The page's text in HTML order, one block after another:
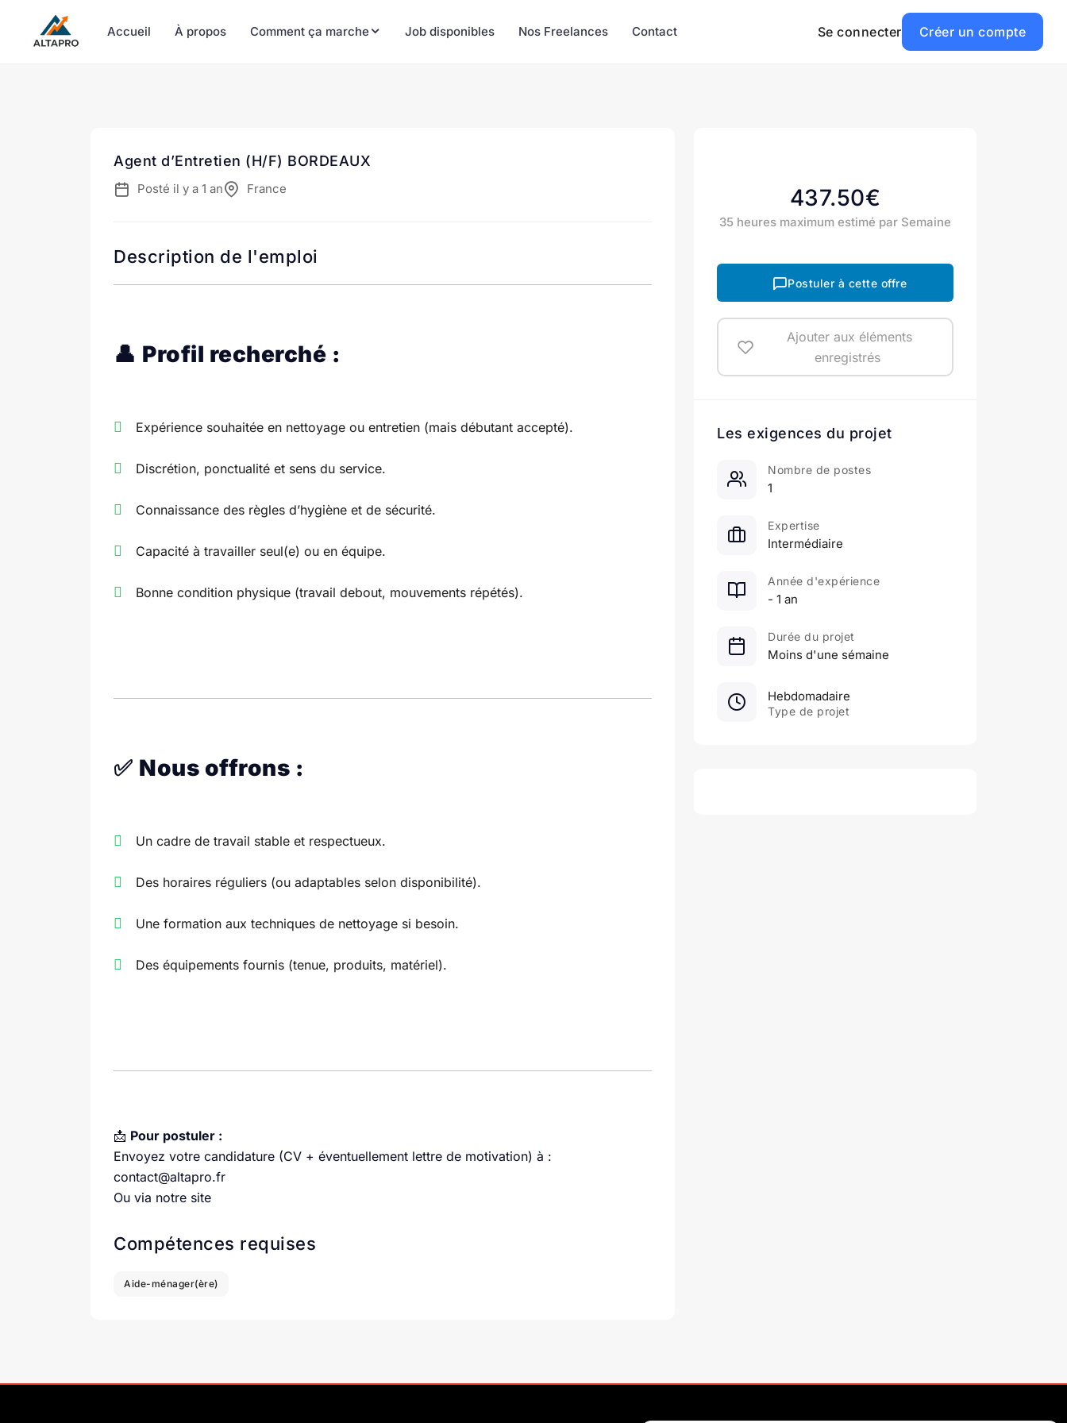
Accueil À propos Comment ça marche Job disponibles Nos Freelances Contact Se connecter Créer un compte
Agent d’Entretien (H/F) BORDEAUX
Posté il y a 1 an France
Description de l'emploi
👤 Profil recherché :
Expérience souhaitée en nettoyage ou entretien (mais débutant accepté).
Discrétion, ponctualité et sens du service.
Connaissance des règles d’hygiène et de sécurité.
Capacité à travailler seul(e) ou en équipe.
Bonne condition physique (travail debout, mouvements répétés).
✅ Nous offrons :
Un cadre de travail stable et respectueux.
Des horaires réguliers (ou adaptables selon disponibilité).
Une formation aux techniques de nettoyage si besoin.
Des équipements fournis (tenue, produits, matériel).
📩 Pour postuler :
Envoyez votre candidature (CV + éventuellement lettre de motivation) à :
contact@altapro.fr
Ou via notre site
Compétences requises
Aide-ménager(ère)
437.50€
35 heures maximum estimé par Semaine
Postuler à cette offre
Ajouter aux éléments
enregistrés
Les exigences du projet
1
Nombre de postes
Intermédiaire
Expertise
- 1 an
Année d'expérience
Moins d'une sémaine
Durée du projet
Type de projet
Hebdomadaire